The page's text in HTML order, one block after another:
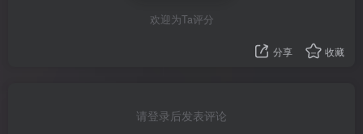
欢迎为Ta评分
分享 收藏
请登录后发表评论